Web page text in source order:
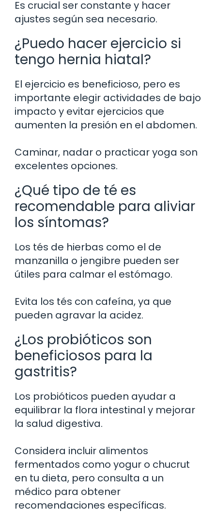
Es crucial ser constante y hacer
ajustes según sea necesario.
¿Puedo hacer ejercicio si
tengo hernia hiatal?
El ejercicio es beneficioso, pero es
importante elegir actividades de bajo
impacto y evitar ejercicios que
aumenten la presión en el abdomen.
Caminar, nadar o practicar yoga son
excelentes opciones.
¿Qué tipo de té es
recomendable para aliviar
los síntomas?
Los tés de hierbas como el de
manzanilla o jengibre pueden ser
útiles para calmar el estómago.
Evita los tés con cafeína, ya que
pueden agravar la acidez.
¿Los probióticos son
beneficiosos para la
gastritis?
Los probióticos pueden ayudar a
equilibrar la flora intestinal y mejorar
la salud digestiva.
Considera incluir alimentos
fermentados como yogur o chucrut
en tu dieta, pero consulta a un
médico para obtener
recomendaciones específicas.